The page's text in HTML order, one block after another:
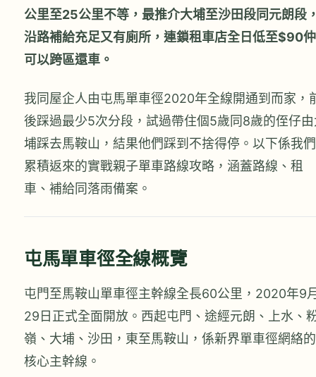
公里至25公里不等，最推介大埔至沙田段同元朗段
沿路補給充足又有廁所，連鎖租車店全日低至$90仲
可以跨區還車。
我同屋企人由屯馬單車徑2020年全線開通到而家，
後踩過最少5次分段，試過帶住個5歲同8歲的侄仔
埔踩去馬鞍山，結果他們踩到不捨得停。以下係我們
累積返來的實戰親子單車路線攻略，涵蓋路線、租
車、補給同落雨備案。
屯馬單車徑全線概覽
屯門至馬鞍山單車徑主幹線全長60公里，2020年9
29日正式全面開放。西起屯門、途經元朗、上水、
嶺、大埔、沙田，東至馬鞍山，係新界單車徑網絡的
核心主幹線。